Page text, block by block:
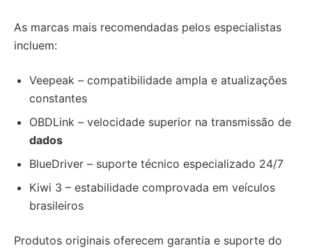
As marcas mais recomendadas pelos especialistas
incluem:
Veepeak – compatibilidade ampla e atualizações
constantes
OBDLink – velocidade superior na transmissão de
dados
BlueDriver – suporte técnico especializado 24/7
Kiwi 3 – estabilidade comprovada em veículos
brasileiros
Produtos originais oferecem garantia e suporte do